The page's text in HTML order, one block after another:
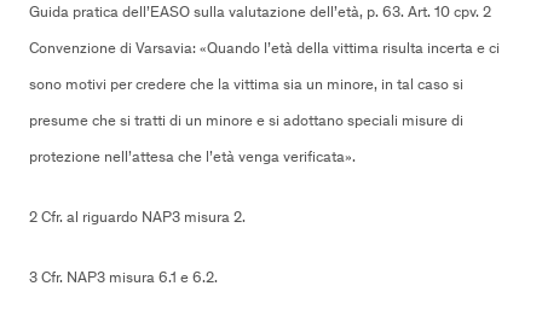
Guida pratica dell’EASO sulla valutazione dell’età, p. 63. Art. 10 cpv. 2
Convenzione di Varsavia: «Quando l’età della vittima risulta incerta e ci
sono motivi per credere che la vittima sia un minore, in tal caso si
presume che si tratti di un minore e si adottano speciali misure di
protezione nell’attesa che l’età venga verificata».
2 Cfr. al riguardo NAP3 misura 2.
3 Cfr. NAP3 misura 6.1 e 6.2.